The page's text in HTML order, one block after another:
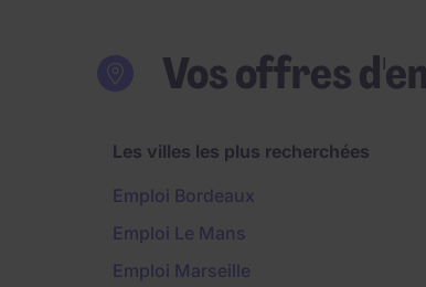
Vos offres
Les villes les plus recherchées
Emploi Bordeaux
Emploi Le Mans
Emploi Marseille